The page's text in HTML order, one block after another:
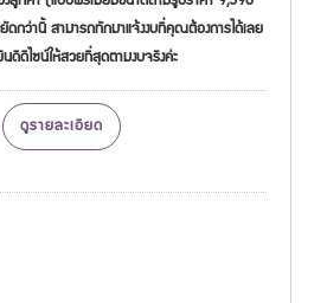
ดกว่านี้ สามารถทักมาแจ้งงบที่คุณต้องการได้เลย
นดีดีไซน์ให้สวยที่สุดตามงบจริงค่ะ
ดูรายละเอียด